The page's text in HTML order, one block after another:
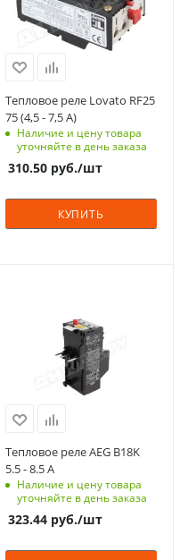
Тепловое реле Lovato RF25
75 (4,5 - 7,5 A)
Наличие и цену товара
уточняйте в день заказа
310.50руб./шт
КУПИТЬ
Тепловое реле AEG B18K
5.5 - 8.5 A
Наличие и цену товара
уточняйте в день заказа
323.44руб./шт